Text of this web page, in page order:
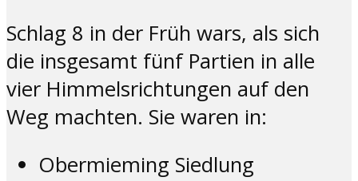
Schlag 8 in der Früh wars, als sich
die insgesamt fünf Partien in alle
vier Himmelsrichtungen auf den
Weg machten. Sie waren in:
Obermieming Siedlung